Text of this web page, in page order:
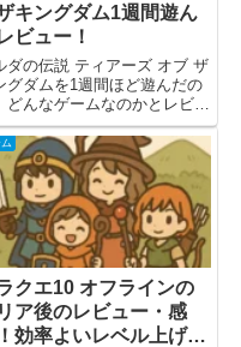
キングダム1週間遊ん
ビュー！
ダの伝説 ティアーズ オブ ザ
グダムを1週間ほど遊んだの
どんなゲームなのかとレビュ
想)を書いています。ざっと
てしまうと、オープンワール
ゼルダにクラフト要素が加わ
、前作よりもパワーアップし
しくなった印象です...
クエ10 オフラインの
ア後のレビュー・感
効率よいレベル上げ